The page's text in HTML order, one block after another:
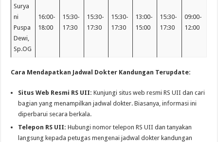
Surya
ni
Puspa
Dewi,
Sp.OG
16:00-
18:00
15:30-
17:30
15:30-
17:30
15:30-
17:30
13:00-
15:00
15:30-
17:30
09:00-
12:00
Cara Mendapatkan Jadwal Dokter Kandungan Terupdate:
Situs Web Resmi RS UII: Kunjungi situs web resmi RS UII dan cari
bagian yang menampilkan jadwal dokter. Biasanya, informasi ini
diperbarui secara berkala.
Telepon RS UII: Hubungi nomor telepon RS UII dan tanyakan
langsung kepada petugas mengenai jadwal dokter kandungan